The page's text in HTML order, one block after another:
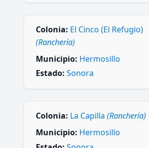
Colonia: El Cinco (El Refugio)
(Ranchería)
Municipio: Hermosillo
Estado: Sonora
Colonia: La Capilla (Ranchería)
Municipio: Hermosillo